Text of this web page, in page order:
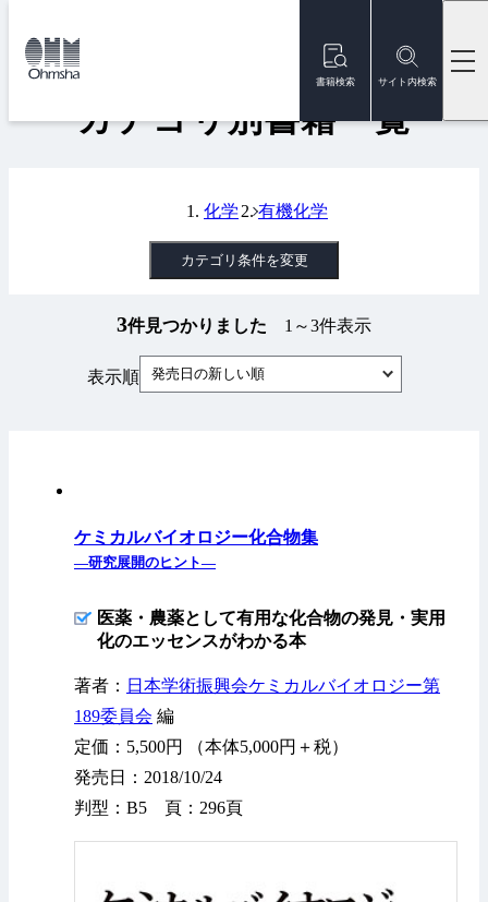
書籍検索 サイト内検索
トップ
カテゴリ別書籍一覧
化学 有機化学
カテゴリ条件を変更
3件見つかりました 1～3件表示
表示順 発売日の新しい順
ケミカルバイオロジー化合物集
—研究展開のヒント—
医薬・農薬として有用な化合物の発見・実用
化のエッセンスがわかる本
著者： 日本学術振興会ケミカルバイオロジー第
189委員会 編
定価：5,500円 （本体5,000円＋税）
発売日：2018/10/24
判型：B5 頁：296頁